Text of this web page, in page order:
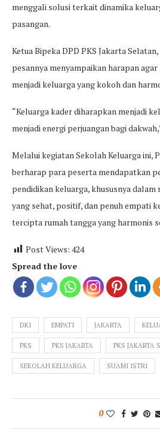
menggali solusi terkait dinamika
pasangan.
Ketua Bipeka DPD PKS Jakarta
pesannya menyampaikan harapan
menjadi keluarga yang kokoh dan
“Keluarga kader diharapkan menjadi
menjadi energi perjuangan bagi
Melalui kegiatan Sekolah Keluarga ini,
berharap para peserta mendapatkan
pendidikan keluarga, khususnya dalam
yang sehat, positif, dan penuh empati
tercipta rumah tangga yang harmonis
Post Views: 424
Spread the love
DKI EMPATI JAKARTA
PKS PKS JAKARTA PKS JAKARTA
SEKOLAH KELUARGA SUAMI ISTRI
0